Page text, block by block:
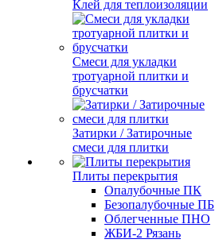
Клей для теплоизоляции
Смеси для укладки
тротуарной плитки и
брусчатки
Затирки / Затирочные
смеси для плитки
Плиты перекрытия
Опалубочные ПК
Безопалубочные ПБ
Облегченные ПНО
ЖБИ-2 Рязань